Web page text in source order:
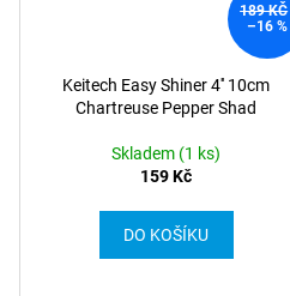
189 KČ
–16 %
Keitech Easy Shiner 4'' 10cm
Chartreuse Pepper Shad
Skladem (1 ks)
159 Kč
DO KOŠÍKU